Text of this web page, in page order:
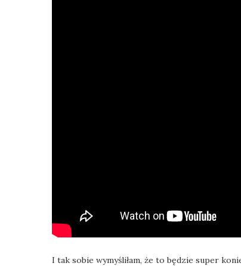
I tak sobie wymyśliłam, że to będzie super